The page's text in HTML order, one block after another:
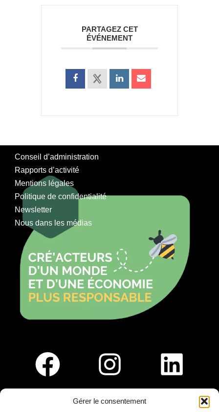
Gérer le consentement
PARTAGEZ CET
ÉVÉNEMENT
Conseil d’administration
Rapports d’activité
Mentions légales
Politique de confidentialité
Newsletter
Nous dans les médias